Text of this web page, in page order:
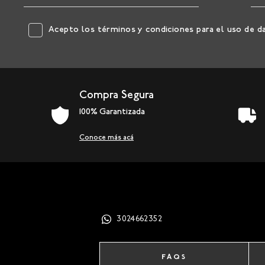
Acepto los términos y condiciones para el uso de
Compra Segura
100% Garantizada
Conoce más acá
3024662352
FAQS